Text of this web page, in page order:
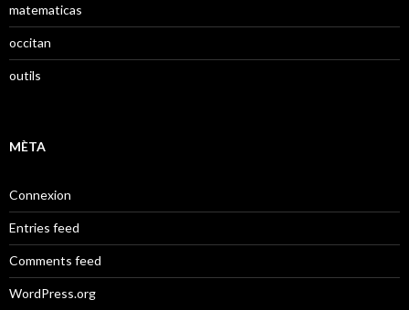
matematicas
occitan
outils
MÈTA
Connexion
Entries feed
Comments feed
WordPress.org